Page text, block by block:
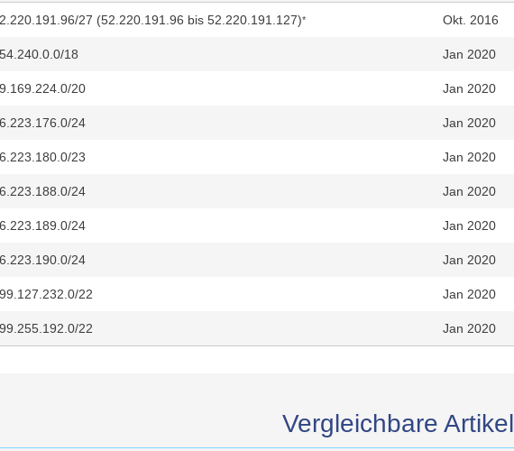
27 (52.220.191.96 bis 52.220.191.127)* Okt. 2016
18 Jan 2020
20 Jan 2020
24 Jan 2020
23 Jan 2020
24 Jan 2020
24 Jan 2020
24 Jan 2020
22 Jan 2020
22 Jan 2020
Vergleichbare Artikel